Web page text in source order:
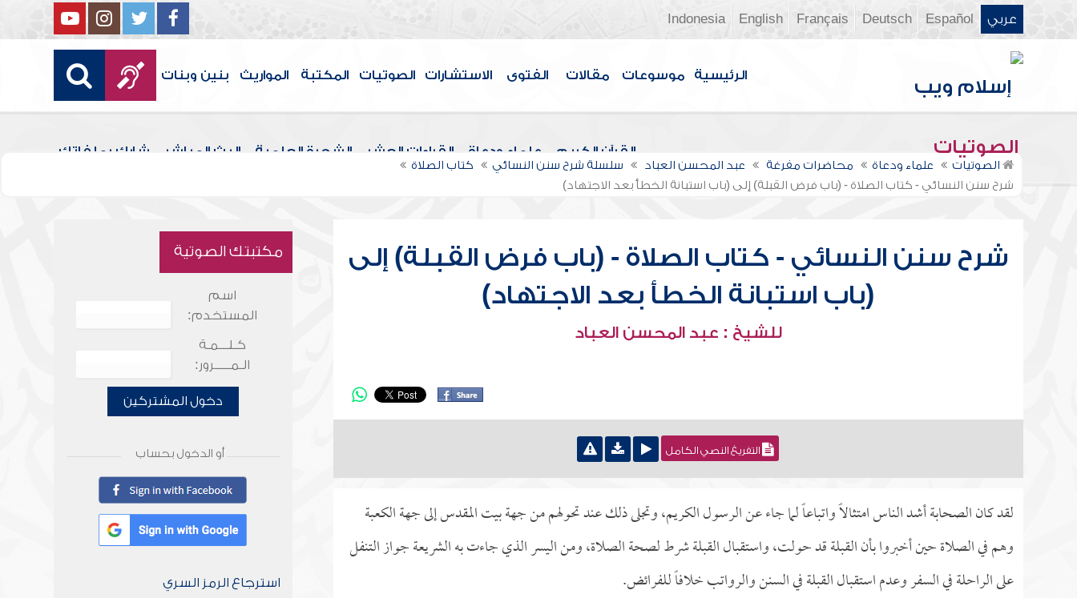
عربي Español
Deutsch
Français
English
Indonesia
الرئيسية موسوعات مقالات الفتوى الاستشارات الصوتيات المكتبة المواريث بنين وبنات
الصوتيات القرآن الكريم علماء ودعاة القراءات العشر الشجرة العلمية البث المباشر شارك بملفاتك
الصوتيات علماء ودعاة محاضرات مفرغة عبد المحسن العباد سلسلة شرح سنن النسائي
كتاب الصلاة
شرح سنن النسائي - كتاب الصلاة - (باب فرض القبلة) إلى (باب استبانة الخطأ بعد الاجتهاد)
شرح سنن النسائي - كتاب الصلاة - (باب فرض القبلة) إلى
(باب استبانة الخطأ بعد الاجتهاد)
للشيخ : عبد المحسن العباد
التفريغ النصي الكامل
لقد كان الصحابة أشد الناس امتثالاً واتباعاً لما جاء عن الرسول الكريم، وتجلى ذلك عند تحولهم من جهة بيت المقدس إلى جهة الكعبة
وهم في الصلاة حين أخبروا بأن القبلة قد حولت، واستقبال القبلة شرط لصحة الصلاة، ومن اليسر الذي جاءت به الشريعة جواز التنفل
على الراحلة في السفر وعدم استقبال القبلة في السنن والرواتب خلافاً للفرائض.
مكتبتك الصوتية
اسم
المستخدم:
كـلـــمـة
الـمـــــرور:
دخول المشتركين
أو الدخول بحساب
استرجاع الرمز السري